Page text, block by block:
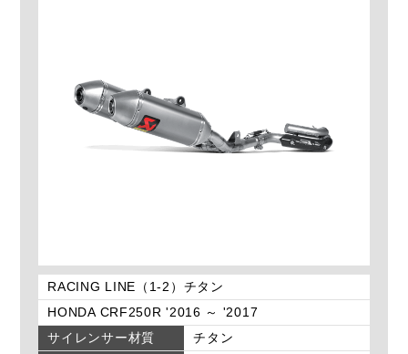
RACING LINE（1-2）チタン
HONDA CRF250R '2016 ～ '2017
サイレンサー材質
チタン